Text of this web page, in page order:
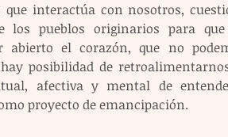
interactúa con nosotros,
los pueblos originarios para
abierto el corazón, que no
posibilidad de
afectiva y mental de
proyecto de emancipación.